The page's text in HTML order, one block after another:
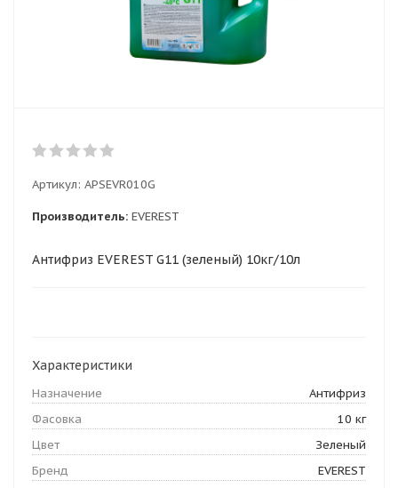
Артикул: APSEVR010G
Производитель: EVEREST
Антифриз EVEREST G11 (зеленый) 10кг/10л
Характеристики
Назначение
Антифриз
Фасовка
10 кг
Цвет
Зеленый
Бренд
EVEREST